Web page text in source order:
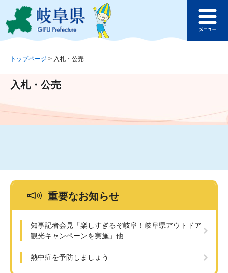
ジ
ュ
文
このページの本文へ
ュ
トップページ > 入札・公売
入札・公売
重要なお知らせ
知事記者会見「楽しすぎるぞ岐阜！岐阜県アウトドア
観光キャンペーンを実施」他
熱中症を予防しましょう